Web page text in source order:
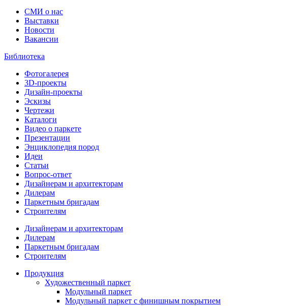
СМИ о нас
Выставки
Новости
Вакансии
Библиотека
Фотогалерея
3D-проекты
Дизайн-проекты
Эскизы
Чертежи
Каталоги
Видео о паркете
Презентации
Энциклопедия пород
Идеи
Статьи
Вопрос-ответ
Дизайнерам и архитекторам
Дилерам
Паркетным бригадам
Строителям
Дизайнерам и архитекторам
Дилерам
Паркетным бригадам
Строителям
Продукция
Художественный паркет
Модульный паркет
Модульный паркет с финишным покрытием